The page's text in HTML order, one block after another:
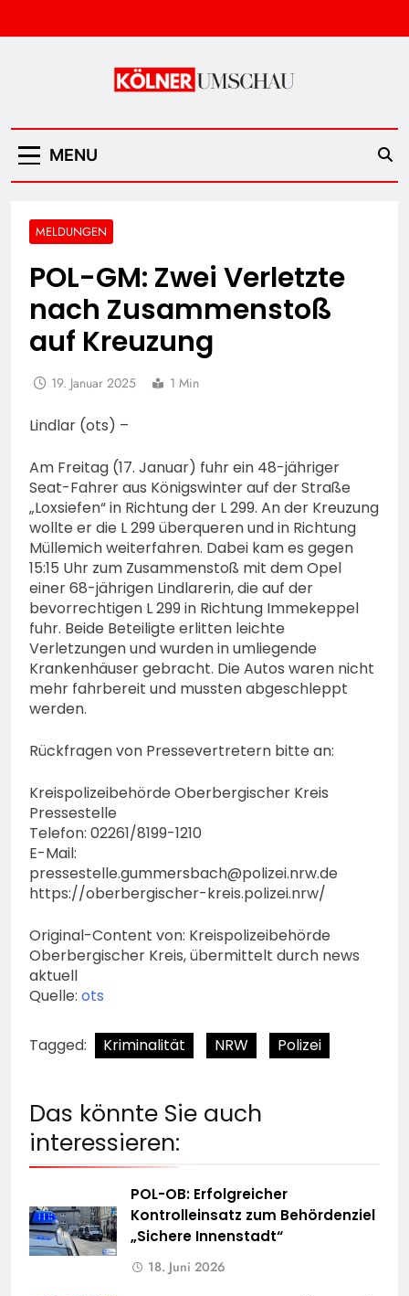
to
Kölner Umschau
MENU
MELDUNGEN
POL-GM: Zwei Verletzte
nach Zusammenstoß
auf Kreuzung
19. Januar 2025 1 Min
Lindlar (ots) –
Am Freitag (17. Januar) fuhr ein 48-jähriger
Seat-Fahrer aus Königswinter auf der Straße
„Loxsiefen“ in Richtung der L 299. An der Kreuzung
wollte er die L 299 überqueren und in Richtung
Müllemich weiterfahren. Dabei kam es gegen
15:15 Uhr zum Zusammenstoß mit dem Opel
einer 68-jährigen Lindlarerin, die auf der
bevorrechtigen L 299 in Richtung Immekeppel
fuhr. Beide Beteiligte erlitten leichte
Verletzungen und wurden in umliegende
Krankenhäuser gebracht. Die Autos waren nicht
mehr fahrbereit und mussten abgeschleppt
werden.
Rückfragen von Pressevertretern bitte an:
Kreispolizeibehörde Oberbergischer Kreis
Pressestelle
Telefon: 02261/8199-1210
E-Mail:
pressestelle.gummersbach@polizei.nrw.de
https://oberbergischer-kreis.polizei.nrw/
Original-Content von: Kreispolizeibehörde
Oberbergischer Kreis, übermittelt durch news
aktuell
Quelle: ots
Tagged: Kriminalität NRW Polizei
Das könnte Sie auch
interessieren:
POL-OB: Erfolgreicher
Kontrolleinsatz zum Behördenziel
„Sichere Innenstadt“
18. Juni 2026